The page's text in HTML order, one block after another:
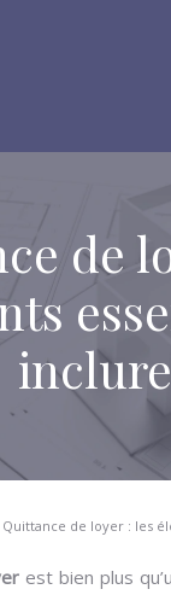
de
inclure
de loyer : les
est bien plus